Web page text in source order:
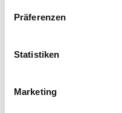
Präferenzen
Statistiken
Marketing
Sie möchten eine Immobilie
eine sichere